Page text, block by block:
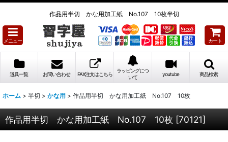
作品用半切 かな用加工紙 No.107 10枚半切
メニュー カート
道具一覧 お問い合わせ FAX注文はこちら
ラッピングにつ
いて
youtube 商品検索
ホーム > 半切 > かな用 > 作品用半切 かな用加工紙 No.107 10枚
作品用半切 かな用加工紙 No.107 10枚 [70121]